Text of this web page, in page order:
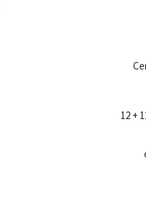
12 +